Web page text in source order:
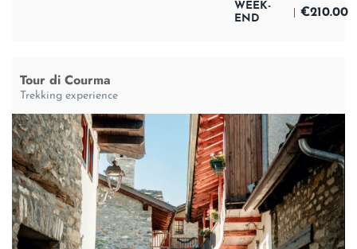
WEEK-
END
€210.00
Tour di Courma
Trekking experience